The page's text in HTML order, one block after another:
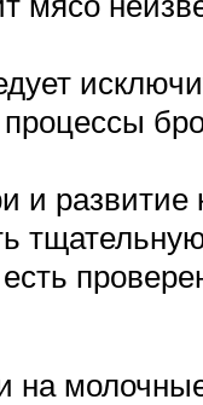
процессы
и
на